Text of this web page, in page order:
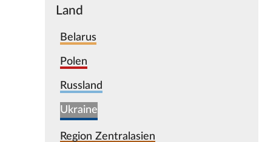
Land
Belarus
Polen
Russland
Ukraine
Region Zentralasien